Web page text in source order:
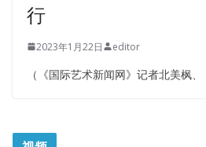
行
2023年1月22日 editor
（《国际艺术新闻网》记者北美枫